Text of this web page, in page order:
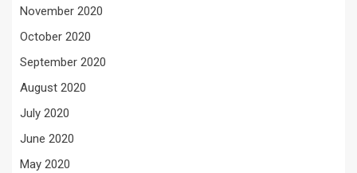
November 2020
October 2020
September 2020
August 2020
July 2020
June 2020
May 2020